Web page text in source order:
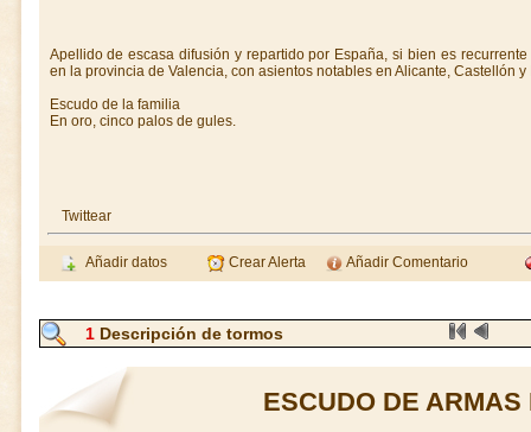
Apellido de escasa difusión y repartido por España, si bien es
en la provincia de Valencia, con asientos notables en Alicante, Castellón y
Escudo de la familia
En oro, cinco palos de gules.
Twittear
Añadir datos Crear Alerta Añadir Comentario
1 Descripción de tormos
ESCUDO DE ARMAS